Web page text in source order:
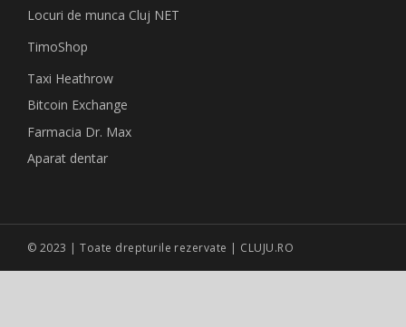
Locuri de munca Cluj NET
TimoShop
Taxi Heathrow
Bitcoin Exchange
Farmacia Dr. Max
Aparat dentar
© 2023 | Toate drepturile rezervate | CLUJU.RO